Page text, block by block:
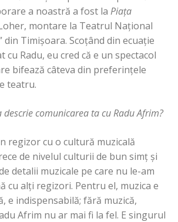
a noastră a fost la Piaţa
montare la Teatrul Naţional
din Timişoara. Scoţând din ecuaţie
cu Radu, eu cred că e un spectacol
bifează câteva din preferinţele
teatru.
descrie comunicarea ta cu Radu Afrim?
regizor cu o cultură muzicală
de nivelul culturii de bun simţ şi
detalii muzicale pe care nu le-am
cu alţi regizori. Pentru el, muzica e
e indispensabilă; fără muzică,
Afrim nu ar mai fi la fel. E singurul